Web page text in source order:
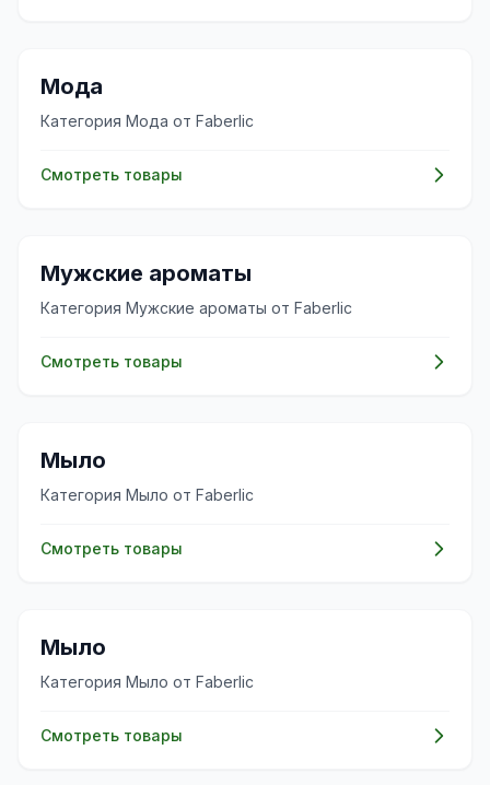
👗
Мода
Категория Мода от Faberlic
Смотреть товары
✨
Мужские ароматы
Категория Мужские ароматы от Faberlic
Смотреть товары
✨
Мыло
Категория Мыло от Faberlic
Смотреть товары
✨
Мыло
Категория Мыло от Faberlic
Смотреть товары